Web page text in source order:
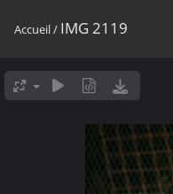
Accueil/ IMG 2119